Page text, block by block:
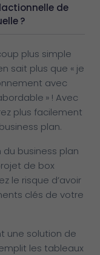
de
?
plus simple
sait plus que « je
avec
» ! Avec
plus facilement
plan.
business plan
de box
le risque d’avoir
clés de votre
une solution de
les tableaux